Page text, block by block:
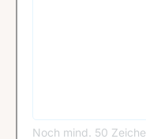
Noch mind. 50